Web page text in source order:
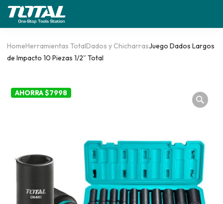
HomeHerramientas TotalDados y ChicharrasJuego Dados Largos
de Impacto 10 Piezas 1/2″ Total
AHORRA $7998